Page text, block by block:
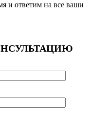
и ответим на все ваши